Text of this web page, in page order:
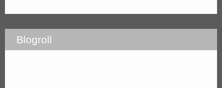
Blogroll